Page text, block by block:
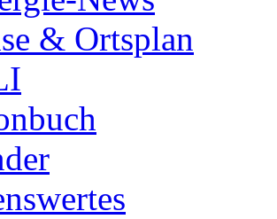
& Ortsplan